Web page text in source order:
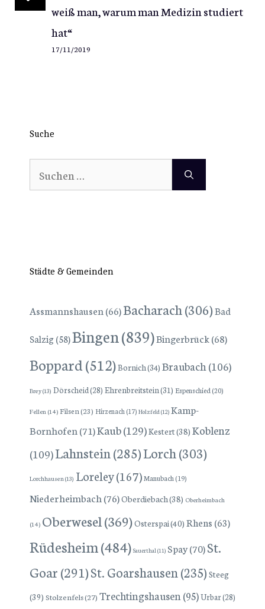
weiß man, warum man Medizin studiert
hat“
17/11/2019
Suche
Suchen
nach:
Städte & Gemeinden
Assmannshausen (66)Bacharach(306)Bad
Salzig(58)Bingen(839)Bingerbrück(68)
Boppard(512)Bornich(34) Braubach(106)
Brey(13) Dörscheid(28) Ehrenbreitstein(31) Espenschied(20)
Fellen (14) Filsen(23) Hirzenach(17) Holzfeld(12) Kamp-
Bornhofen (71)Kaub(129)Kestert(38) Koblenz
(109)Lahnstein(285)Lorch(303)
Lorchhausen(13) Loreley(167)Manubach(19)
Niederheimbach (76)Oberdiebach(38) Oberheimbach
(14) Oberwesel(369)Osterspai(40) Rhens (63)
Rüdesheim(484) Sauerthal(11) Spay(70)St.
Goar(291)St. Goarshausen(235) Steeg
(39) Stolzenfels(27) Trechtingshausen(95)Urbar(28)